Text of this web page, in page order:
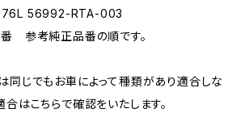
56992-RTA-003
参考純正品番の順です。
同じでもお車によって種類があり適合しな
合はこちらで確認をいたします。